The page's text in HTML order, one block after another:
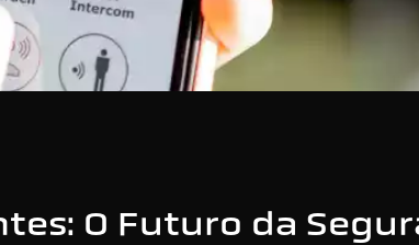
O Futuro da